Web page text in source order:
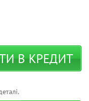
В КРЕДИТ